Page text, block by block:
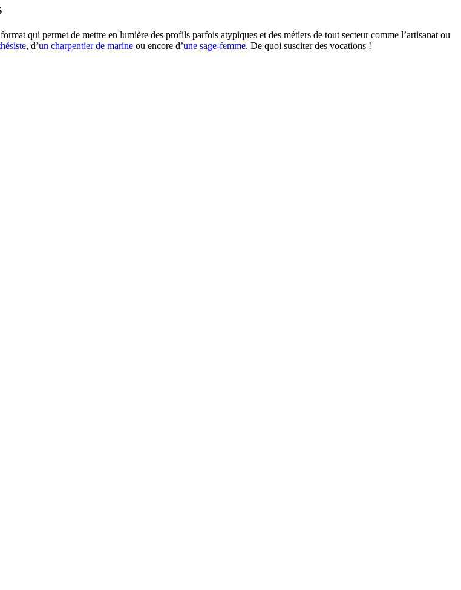
qui permet de mettre en lumière des profils parfois atypiques et des métiers de tout secteur comme l’artisanat ou
, d’un charpentier de marine ou encore d’une sage-femme. De quoi susciter des vocations !